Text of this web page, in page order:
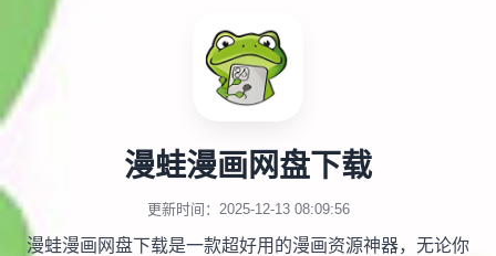
漫蛙漫画网盘下载
更新时间：2025-12-13 08:09:56
漫蛙漫画网盘下载是一款超好用的漫画资源神器，无论你